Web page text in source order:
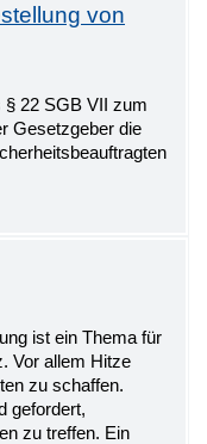
von
§ 22 SGB VII zum
Gesetzgeber die
ist ein Thema für
Vor allem Hitze
zu schaffen.
gefordert,
zu treffen. Ein